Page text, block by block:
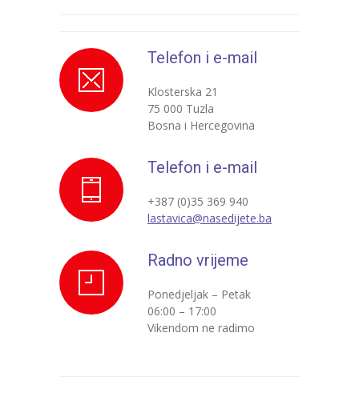
---- Zeko
---- Zvjezdica
-- Stručni tim
-- Galerija
-- Dokumenti
-- COVID-19 Procedure
-- Javne nabavke
---- Plan javnih nabavki
Telefon i e-mail
Klosterska 21
75 000 Tuzla
Bosna i Hercegovina
Telefon i e-mail
+387 (0)35 369 940
lastavica@nasedijete.ba
Radno vrijeme
Ponedjeljak – Petak
06:00 – 17:00
Vikendom ne radimo